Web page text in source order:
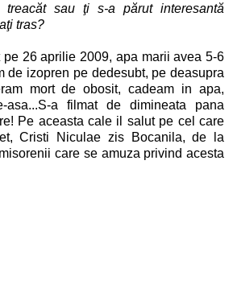
sau ţi s-a părut interesantă
tras?
pe 26 aprilie 2009, apa marii avea 5-6
de izopren pe dedesubt, pe deasupra
mort de obosit, cadeam in apa,
asa...S-a filmat de dimineata pana
Pe aceasta cale il salut pe cel care
Cristi Niculae zis Bocanila, de la
care se amuza privind acesta